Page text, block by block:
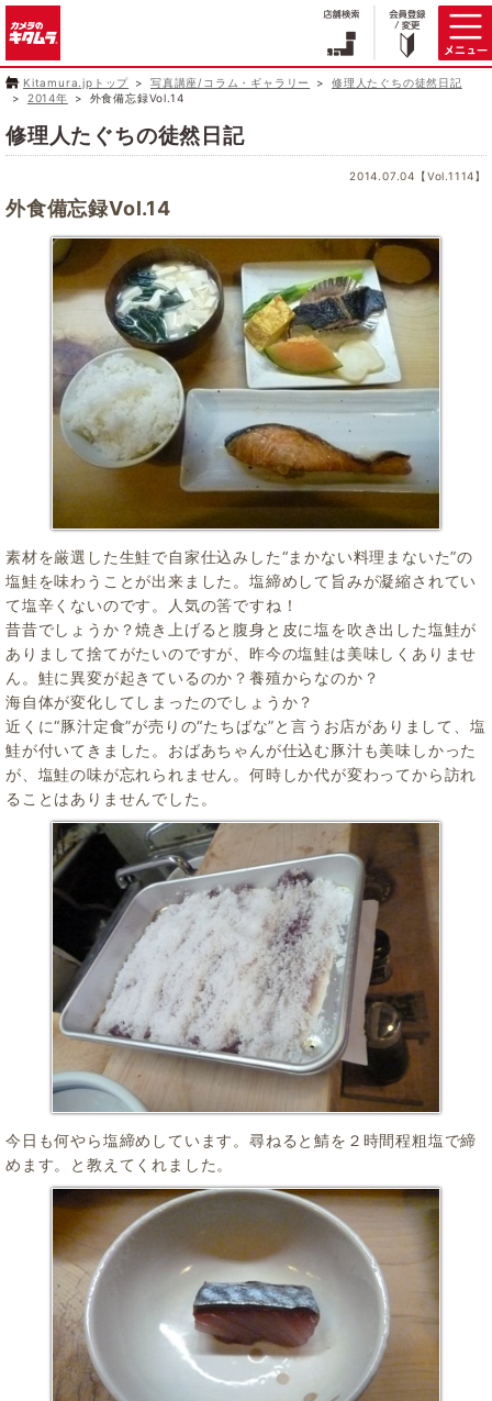
Kitamura.jpトップ 写真講座/コラム・ギャラリー
修理人たぐちの徒然日記
2014年
外食備忘録Vol.14
修理人たぐちの徒然日記
2014.07.04【Vol.1114】
外食備忘録Vol.14
素材を厳選した生鮭で自家仕込みした“まかない料理まないた”の
塩鮭を味わうことが出来ました。塩締めして旨みが凝縮されてい
て塩辛くないのです。人気の筈ですね！
昔昔でしょうか？焼き上げると腹身と皮に塩を吹き出した塩鮭が
ありまして捨てがたいのですが、昨今の塩鮭は美味しくありませ
ん。鮭に異変が起きているのか？養殖からなのか？
海自体が変化してしまったのでしょうか？
近くに“豚汁定食”が売りの“たちばな”と言うお店がありまして、塩
鮭が付いてきました。おばあちゃんが仕込む豚汁も美味しかった
が、塩鮭の味が忘れられません。何時しか代が変わってから訪れ
ることはありませんでした。
今日も何やら塩締めしています。尋ねると鯖を２時間程粗塩で締
めます。と教えてくれました。